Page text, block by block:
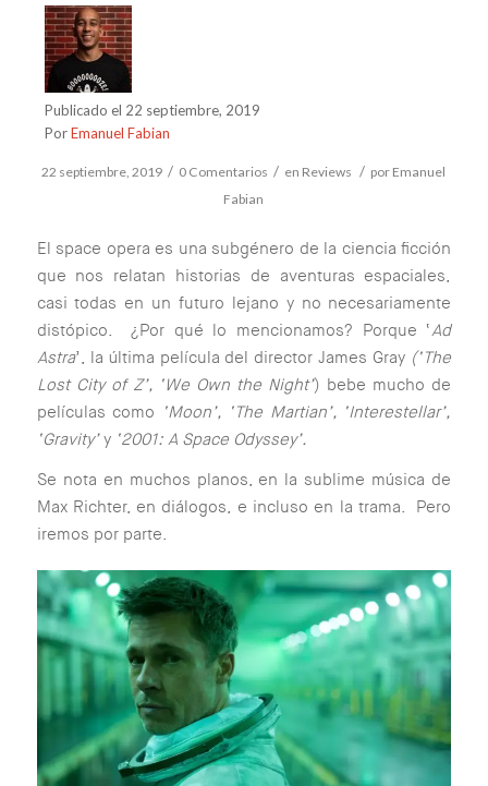
Publicado el 22 septiembre, 2019
PorEmanuel Fabian
22 septiembre, 2019 / 0 Comentarios / en Reviews / por Emanuel
Fabian
El space opera es una subgénero de la ciencia ficción
que nos relatan historias de aventuras espaciales,
casi todas en un futuro lejano y no necesariamente
distópico. ¿Por qué lo mencionamos? Porque ‘Ad
Astra’, la última película del director James Gray (‘The
Lost City of Z’, ‘We Own the Night’) bebe mucho de
películas como ‘Moon’, ‘The Martian’, ‘Interestellar’,
‘Gravity’y‘2001: A Space Odyssey’.
Se nota en muchos planos, en la sublime música de
Max Richter, en diálogos, e incluso en la trama. Pero
iremos por parte.